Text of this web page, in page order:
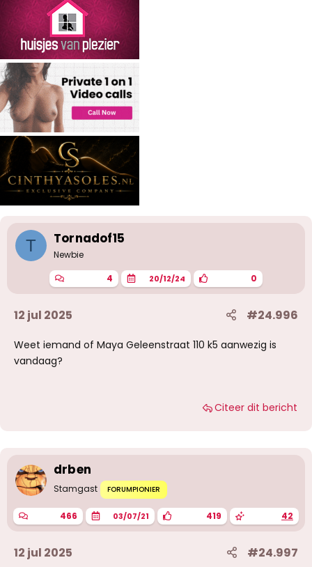
T Tornadof15
Newbie
4 20/12/24 0
12 jul 2025 #24.996
Weet iemand of Maya Geleenstraat 110 k5 aanwezig is
vandaag?
Citeer dit bericht
drben
Stamgast FORUMPIONIER
466 03/07/21 419 42
12 jul 2025 #24.997